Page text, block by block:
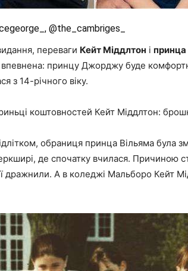
@the_cambriges_
переваги Кейт Міддлтон і принца
впевнена: принцу Джорджу буде
з 14-річного віку.
коштовностей Кейт Міддлтон:
обраниця принца Вільяма була
де спочатку вчилася. Причиною
дражнили. А в коледжі Мальборо Кейт